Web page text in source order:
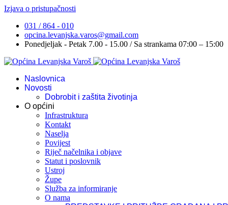
Izjava o pristupačnosti
031 / 864 - 010
opcina.levanjska.varos@gmail.com
Ponedjeljak - Petak 7.00 - 15.00 / Sa strankama 07:00 – 15:00
Naslovnica
Novosti
Dobrobit i zaštita životinja
O općini
Infrastruktura
Kontakt
Naselja
Povijest
Riječ načelnika i objave
Statut i poslovnik
Ustroj
Župe
Služba za informiranje
O nama